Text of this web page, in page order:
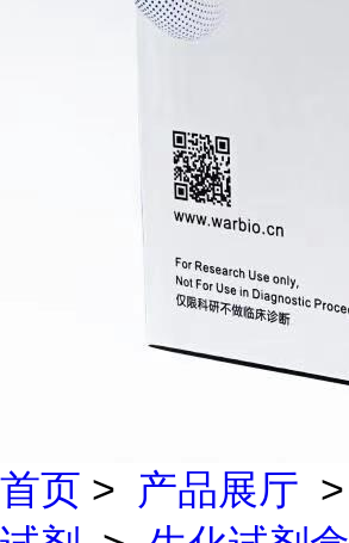
首页 > 产品展厅 >